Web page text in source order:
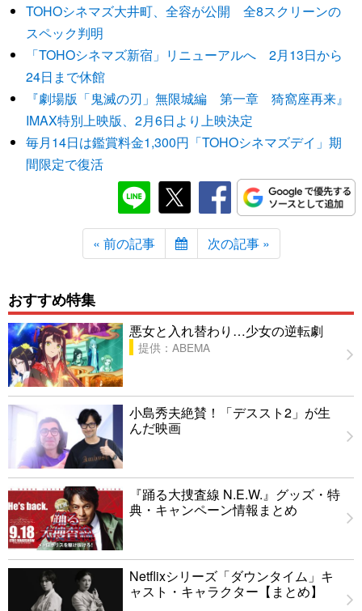
TOHOシネマズ大井町、全容が公開 全8スクリーンの
スペック判明
「TOHOシネマズ新宿」リニューアルへ 2月13日から
24日まで休館
『劇場版「鬼滅の刃」無限城編 第一章 猗窩座再来』
IMAX特別上映版、2月6日より上映決定
毎月14日は鑑賞料金1,300円「TOHOシネマズデイ」期
間限定で復活
« 前の記事 次の記事 »
おすすめ特集
悪女と入れ替わり…少女の逆転劇
提供：ABEMA
小島秀夫絶賛！「デススト2」が生
んだ映画
『踊る大捜査線 N.E.W.』グッズ・特
典・キャンペーン情報まとめ
Netflixシリーズ「ダウンタイム」キ
ャスト・キャラクター【まとめ】